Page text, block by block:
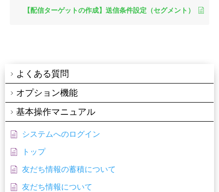
よくある質問
オプション機能
基本操作マニュアル
システムへのログイン
トップ
友だち情報の蓄積について
友だち情報について
【配信ターゲットの作成】送信条件設定（セグメント）